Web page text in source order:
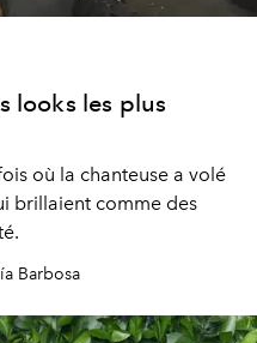
looks les plus
où la chanteuse a volé
brillaient comme des
Barbosa